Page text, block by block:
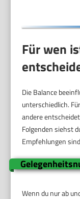
Für wen
Die Balance
unterschiedlich.
andere
Folgenden siehst
Empfehlungen
Wenn du nur ab